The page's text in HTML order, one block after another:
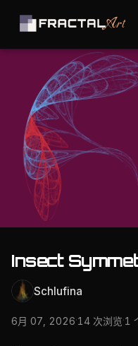
Insect
Schlufina
6月 07, 2026·14 次浏览·1